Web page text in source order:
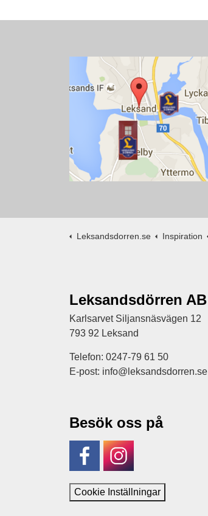
Leksandsdorren.se Inspiration
Leksandsdörren AB
Karlsarvet Siljansnäsvägen 12
793 92 Leksand
Telefon: 0247-79 61 50
E-post: info@leksandsdorren.se
Besök oss på
FacebookInstagram
Cookie Inställningar